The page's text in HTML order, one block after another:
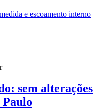
e escoamento interno
sem alterações
Paulo